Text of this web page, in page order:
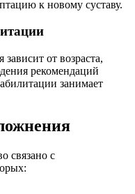
к новому суставу.
от возраста,
рекомендаций
занимает
связано с